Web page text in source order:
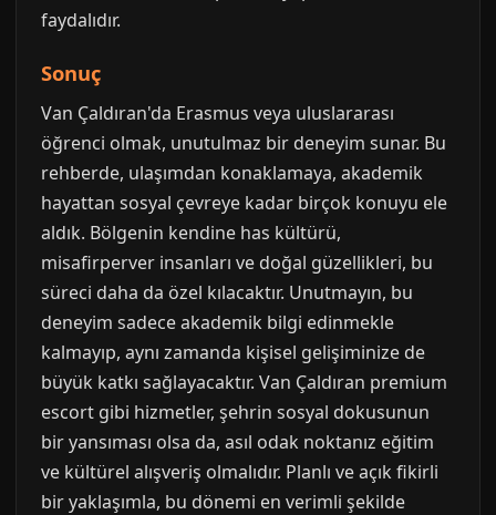
faydalıdır.
Sonuç
Van Çaldıran'da Erasmus veya uluslararası
öğrenci olmak, unutulmaz bir deneyim sunar. Bu
rehberde, ulaşımdan konaklamaya, akademik
hayattan sosyal çevreye kadar birçok konuyu ele
aldık. Bölgenin kendine has kültürü,
misafirperver insanları ve doğal güzellikleri, bu
süreci daha da özel kılacaktır. Unutmayın, bu
deneyim sadece akademik bilgi edinmekle
kalmayıp, aynı zamanda kişisel gelişiminize de
büyük katkı sağlayacaktır. Van Çaldıran premium
escort gibi hizmetler, şehrin sosyal dokusunun
bir yansıması olsa da, asıl odak noktanız eğitim
ve kültürel alışveriş olmalıdır. Planlı ve açık fikirli
bir yaklaşımla, bu dönemi en verimli şekilde